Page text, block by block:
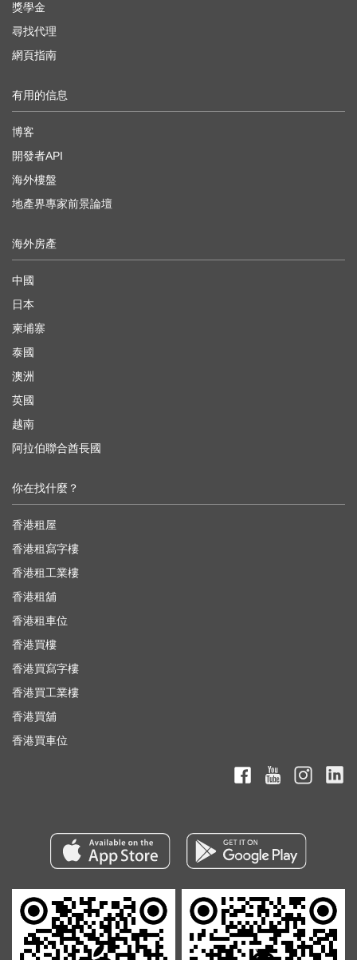
獎學金
尋找代理
網頁指南
有用的信息
博客
開發者API
海外樓盤
地產界專家前景論壇
海外房產
中國
日本
柬埔寨
泰國
澳洲
英國
越南
阿拉伯聯合酋長國
你在找什麼？
香港租屋
香港租寫字樓
香港租工業樓
香港租舖
香港租車位
香港買樓
香港買寫字樓
香港買工業樓
香港買舖
香港買車位